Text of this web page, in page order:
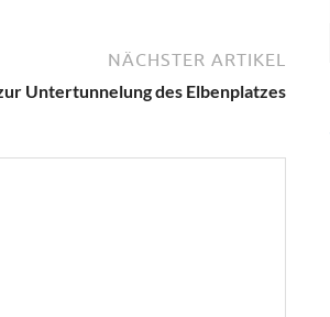
NÄCHSTER ARTIKEL
Untertunnelung des Elbenplatzes